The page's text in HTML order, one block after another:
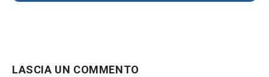
LASCIA UN COMMENTO